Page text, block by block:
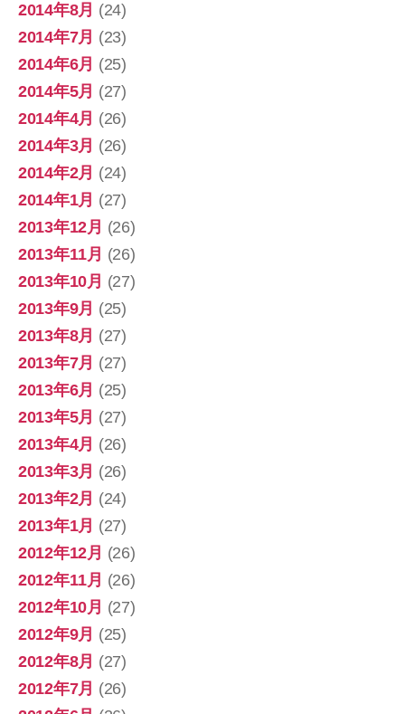
2014年8月 (24)
2014年7月 (23)
2014年6月 (25)
2014年5月 (27)
2014年4月 (26)
2014年3月 (26)
2014年2月 (24)
2014年1月 (27)
2013年12月 (26)
2013年11月 (26)
2013年10月 (27)
2013年9月 (25)
2013年8月 (27)
2013年7月 (27)
2013年6月 (25)
2013年5月 (27)
2013年4月 (26)
2013年3月 (26)
2013年2月 (24)
2013年1月 (27)
2012年12月 (26)
2012年11月 (26)
2012年10月 (27)
2012年9月 (25)
2012年8月 (27)
2012年7月 (26)